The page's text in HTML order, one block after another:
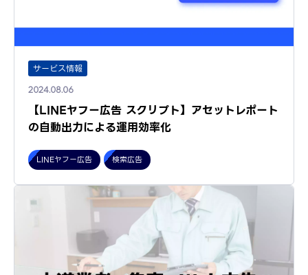
サービス情報
2024.08.06
【LINEヤフー広告 スクリプト】アセットレポート
の自動出力による運用効率化
LINEヤフー広告 検索広告